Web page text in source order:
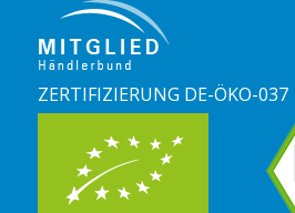
ZERTIFIZIERUNG DE-ÖKO-037